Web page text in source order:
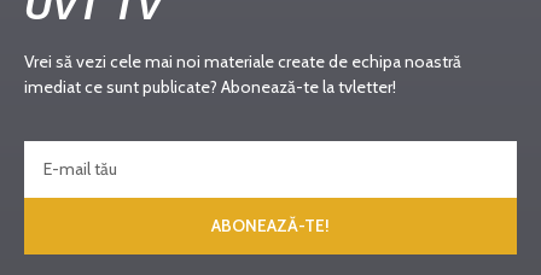
Vrei să vezi cele mai noi materiale create de echipa noastră
imediat ce sunt publicate? Abonează-te la tvletter!
ABONEAZĂ-TE!